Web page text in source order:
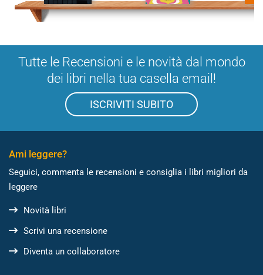
Tutte le Recensioni e le novità dal mondo
dei libri nella tua casella email!
ISCRIVITI SUBITO
Ami leggere?
Seguici, commenta le recensioni e consiglia i libri migliori da
leggere
Novità libri
Scrivi una recensione
Diventa un collaboratore